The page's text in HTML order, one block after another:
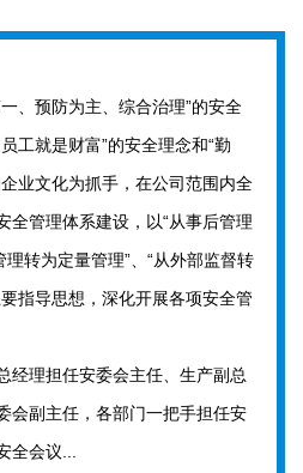
预防为主、综合治理”的安全
工就是财富”的安全理念和“勤
业文化为抓手，在公司范围内全
全管理体系建设，以“从事后管理
理转为定量管理”、“从外部监督转
指导思想，深化开展各项安全管
理担任安委会主任、生产副总
会副主任，各部门一把手担任安
全会议...